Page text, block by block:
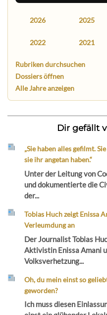
2026 2025
2022 2021
Rubriken durchsuchen
Dossiers öffnen
Alle Jahre anzeigen
Dir gefällt
„Sie haben alles gefilmt.
sie ihr angetan haben.“
Unter der Leitung von
und dokumentierte die
der...
Tobias Huch zeigt Enissa
Verleumdung an
Der Journalist Tobias
Aktivistin Enissa Amani
Volksverhetzung...
Oh, du mein einst so
geworden?
Ich muss diesen